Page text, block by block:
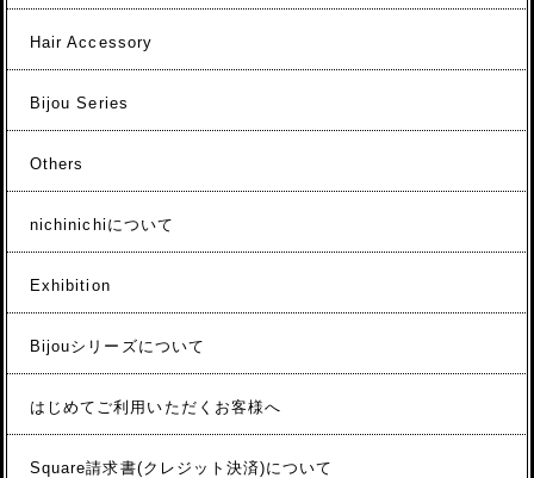
Hair Accessory
Bijou Series
Others
nichinichiについて
Exhibition
Bijouシリーズについて
はじめてご利用いただくお客様へ
Square請求書(クレジット決済)について